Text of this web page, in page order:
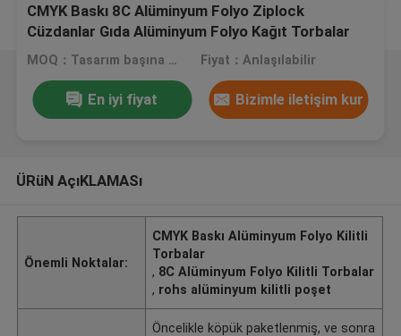
CMYK Baskı 8C Alüminyum Folyo Ziplock
Cüzdanlar Gıda Alüminyum Folyo Kağıt Torbalar
MOQ：Tasarım başına 1000 adet Fiyat：Anlaşılabilir
En iyi fiyat Bizimle iletişim kur
ÜRüN AçıKLAMASı
Önemli Noktalar:
CMYK Baskı Alüminyum Folyo Kilitli
Torbalar
, 8C Alüminyum Folyo Kilitli Torbalar
, rohs alüminyum kilitli poşet
Öncelikle köpük paketlenmiş, ve sonra